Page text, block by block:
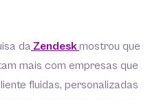
da Zendesk mostrou que
mais com empresas que
fluidas, personalizadas